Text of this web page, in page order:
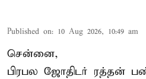
Published on: 10 Aug 2026, 10:49 am
சென்னை,
பிரபல ஜோதிடர் ரத்தன்